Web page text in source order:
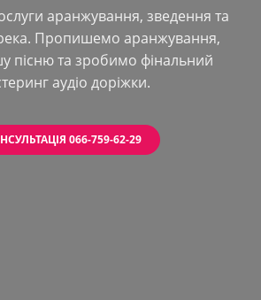
аранжування, зведення та
Пропишемо аранжування,
пісню та зробимо фінальний
аудіо доріжки.
066-759-62-29